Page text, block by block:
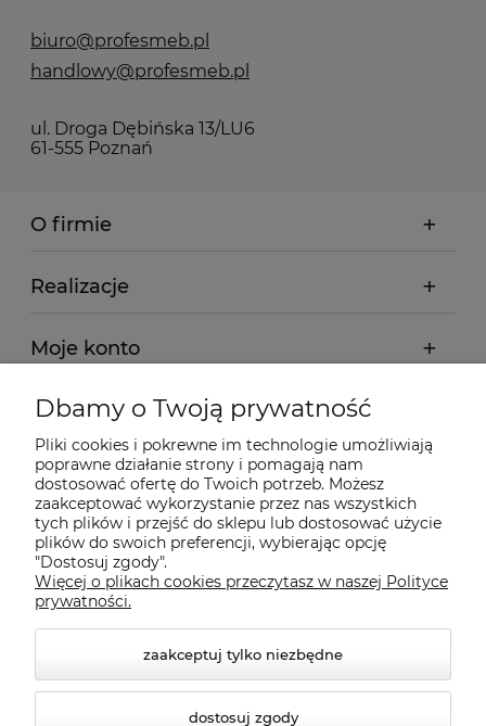
biuro@profesmeb.pl
handlowy@profesmeb.pl
ul. Droga Dębińska 13/LU6
61-555 Poznań
O firmie
Realizacje
Moje konto
Regulamin
Dostawa - realizacja
Gwarancja i zwroty
Pomoc
Dbamy o Twoją prywatność
Pliki cookies i pokrewne im technologie umożliwiają
poprawne działanie strony i pomagają nam
dostosować ofertę do Twoich potrzeb. Możesz
zaakceptować wykorzystanie przez nas wszystkich
tych plików i przejść do sklepu lub dostosować użycie
plików do swoich preferencji, wybierając opcję
"Dostosuj zgody".
Więcej o plikach cookies przeczytasz w naszej Polityce
prywatności.
zaakceptuj tylko niezbędne
dostosuj zgody